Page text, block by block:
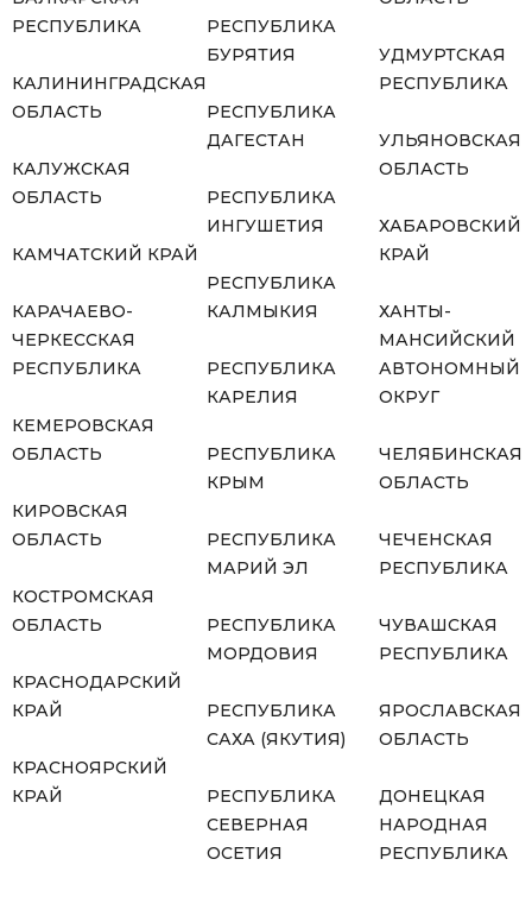
РЕСПУБЛИКА
КАЛИНИНГРАДСКАЯ
ОБЛАСТЬ
КАЛУЖСКАЯ
ОБЛАСТЬ
КАМЧАТСКИЙ КРАЙ
КАРАЧАЕВО-
ЧЕРКЕССКАЯ
РЕСПУБЛИКА
КЕМЕРОВСКАЯ
ОБЛАСТЬ
КИРОВСКАЯ
ОБЛАСТЬ
КОСТРОМСКАЯ
ОБЛАСТЬ
КРАСНОДАРСКИЙ
КРАЙ
КРАСНОЯРСКИЙ
КРАЙ
РЕСПУБЛИКА
БУРЯТИЯ
РЕСПУБЛИКА
ДАГЕСТАН
РЕСПУБЛИКА
ИНГУШЕТИЯ
РЕСПУБЛИКА
КАЛМЫКИЯ
РЕСПУБЛИКА
КАРЕЛИЯ
РЕСПУБЛИКА
КРЫМ
РЕСПУБЛИКА
МАРИЙ ЭЛ
РЕСПУБЛИКА
МОРДОВИЯ
РЕСПУБЛИКА
САХА (ЯКУТИЯ)
РЕСПУБЛИКА
СЕВЕРНАЯ
ОСЕТИЯ
УДМУРТСКАЯ
РЕСПУБЛИКА
УЛЬЯНОВСКАЯ
ОБЛАСТЬ
ХАБАРОВСКИЙ
КРАЙ
ХАНТЫ-
МАНСИЙСКИЙ
АВТОНОМНЫЙ
ОКРУГ
ЧЕЛЯБИНСКАЯ
ОБЛАСТЬ
ЧЕЧЕНСКАЯ
РЕСПУБЛИКА
ЧУВАШСКАЯ
РЕСПУБЛИКА
ЯРОСЛАВСКАЯ
ОБЛАСТЬ
ДОНЕЦКАЯ
НАРОДНАЯ
РЕСПУБЛИКА